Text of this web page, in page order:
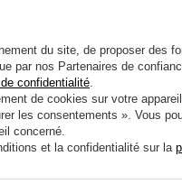
DES
publiées pour que
du site, de proposer des
par nos Partenaires de
confidentialité
de cookies sur votre
les consentements ». Vous
concerné.
et la confidentialité sur la